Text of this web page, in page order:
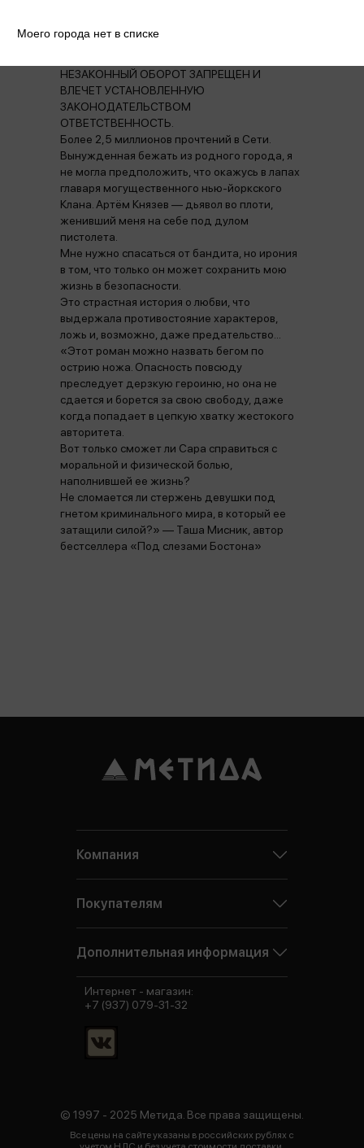
ПСИХОТРОПНЫХ ВЕЩЕСТВ, ИХ АНАЛОГОВ
НЕЗАКОННЫЙ ОБОРОТ ЗАПРЕЩЕН И
ВЛЕЧЕТ УСТАНОВЛЕННУЮ
ЗАКОНОДАТЕЛЬСТВОМ
ОТВЕТСТВЕННОСТЬ.
Более 2,5 миллионов прочтений в Сети.
Вынужденная бежать из родного города, я
не могла предположить, что окажусь в лапах
главаря могущественного нью-йоркского
Клана. Артём Князев — дьявол во плоти,
женивший меня на себе под дулом
пистолета.
Мне нужно спасаться от бандита, но ирония
в том, что только он может сохранить мою
жизнь в безопасности.
Это страстная история о любви, что
выдержала противостояние характеров,
ложь и, возможно, даже предательство...
«Этот роман можно назвать бегом по
острию ножа. Опасность повсюду
преследует дерзкую героиню, но она не
сдается и борется за свою свободу, даже
когда попадает в цепкую хватку жестокого
авторитета.
Вот только сможет ли Сара справиться с
моральной и физической болью,
наполнившей ее жизнь?
Не сломается ли стержень девушки под
гнетом криминального мира, в который ее
затащили силой?» — Таша Мисник, автор
бестселлера «Под слезами Бостона»
Моего города нет в списке
Компания
Покупателям
Дополнительная информация
© 1997 - 2025 Метида. Все права защищены.
Все цены на сайте указаны в российских рублях с
Интернет - магазин:
+7 (937) 079-31-32